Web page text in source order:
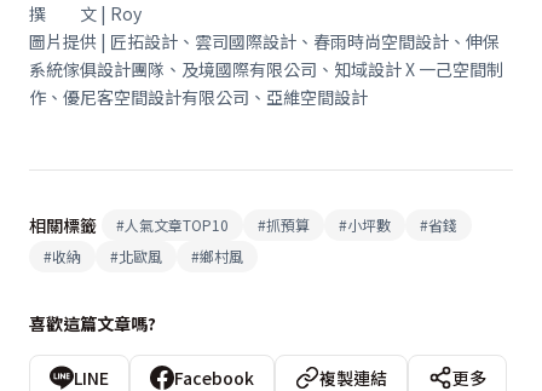
撰 文 | Roy
圖片提供 | 匠拓設計、雲司國際設計、春雨時尚空間設計、伸保
系統傢俱設計團隊、及境國際有限公司、知域設計 X 一己空間制
作、優尼客空間設計有限公司、亞維空間設計
相關標籤 #人氣文章TOP10 #抓預算 #小坪數 #省錢
#收納 #北歐風 #鄉村風
喜歡這篇文章嗎?
LINE Facebook 複製連結
更多